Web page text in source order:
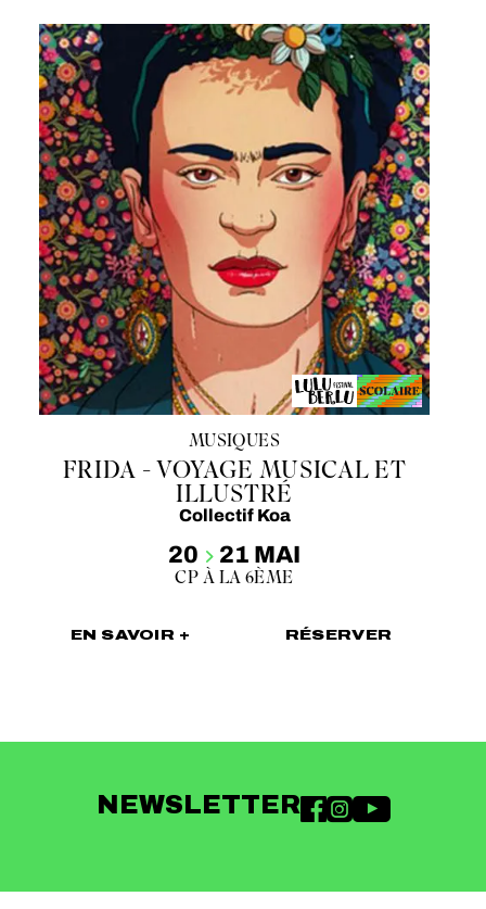
MUSIQUES
FRIDA - VOYAGE MUSICAL ET
ILLUSTRÉ
Collectif Koa
20 21 MAI
CP À LA 6ÈME
EN SAVOIR + RÉSERVER
NEWSLETTER